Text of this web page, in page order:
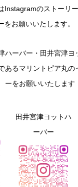
Instagramのストーリ
お願いいたします。
ハーバー・田井宮津ヨ
あるマリントピア丸の
ーをお願いいたします
田井宮津ヨットハ
ーバー